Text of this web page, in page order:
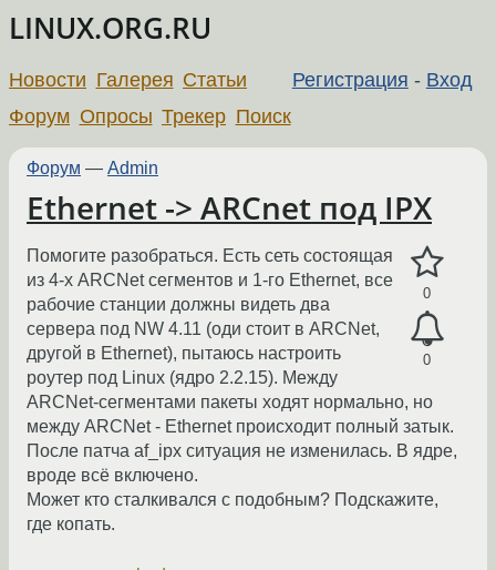
LINUX.ORG.RU
Регистрация - Вход
Новости Галерея Статьи
Форум Опросы Трекер Поиск
Форум — Admin
Ethernet -> ARCnet под IPX
0
0
Помогите разобраться. Есть сеть состоящая
из 4-х ARCNet сегментов и 1-го Ethernet, все
рабочие станции должны видеть два
сервера под NW 4.11 (оди стоит в ARCNet,
другой в Ethernet), пытаюсь настроить
роутер под Linux (ядро 2.2.15). Между
ARCNet-сегментами пакеты ходят нормально, но
между ARCNet - Ethernet происходит полный затык.
После патча af_ipx ситуация не изменилась. В ядре,
вроде всё включено.
Может кто сталкивался с подобным? Подскажите,
где копать.